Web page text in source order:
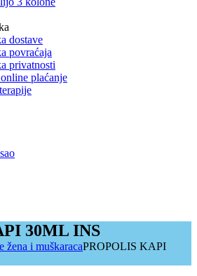
dostave
povraćaja
privatnosti
plaćanje
30ML INS
žena i muškaracaPROPOLIS KAPI